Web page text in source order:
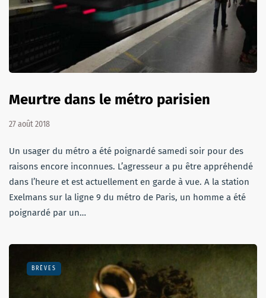
Meurtre dans le métro parisien
27 août 2018
Un usager du métro a été poignardé samedi soir pour des
raisons encore inconnues. L’agresseur a pu être appréhendé
dans l’heure et est actuellement en garde à vue. A la station
Exelmans sur la ligne 9 du métro de Paris, un homme a été
poignardé par un…
BRÈVES